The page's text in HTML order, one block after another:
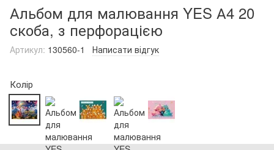
Альбом для малювання YES А4 20
скоба, з перфорацією
Артикул: 130560-1 Написати відгук
Колір